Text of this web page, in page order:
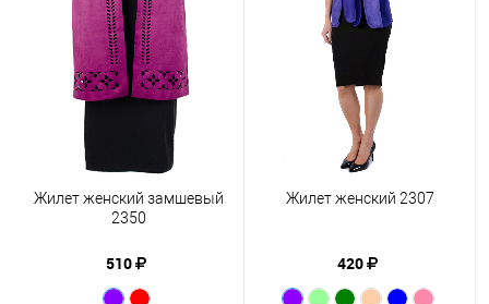
Жилет женский замшевый
2350
510
Жилет женский 2307
420